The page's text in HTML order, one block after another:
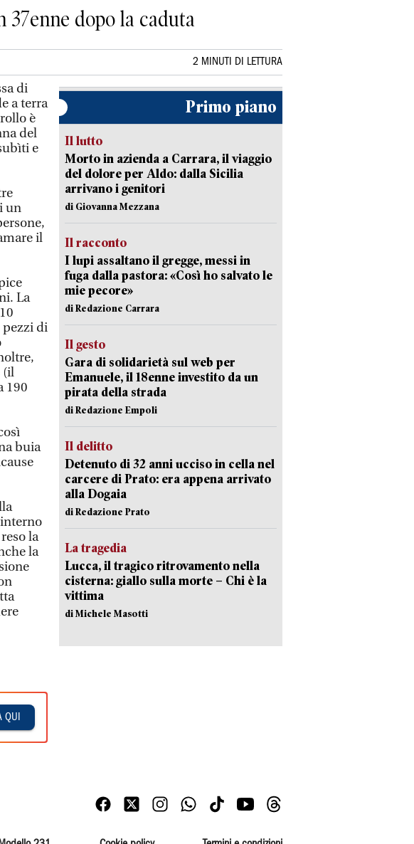
dopo la caduta
2 MINUTI DI LETTURA
di
a terra
è
del
e
un
il
La
pezzi di
(il
190
buia
la
la
QUI
Primo piano
Il lutto
Morto in azienda a Carrara, il viaggio
del dolore per Aldo: dalla Sicilia
arrivano i genitori
di Giovanna Mezzana
Il racconto
I lupi assaltano il gregge, messi in
fuga dalla pastora: «Così ho salvato le
mie pecore»
di Redazione Carrara
Il gesto
Gara di solidarietà sul web per
Emanuele, il 18enne investito da un
pirata della strada
di Redazione Empoli
Il delitto
Detenuto di 32 anni ucciso in cella nel
carcere di Prato: era appena arrivato
alla Dogaia
di Redazione Prato
La tragedia
Lucca, il tragico ritrovamento nella
cisterna: giallo sulla morte – Chi è la
vittima
di Michele Masotti